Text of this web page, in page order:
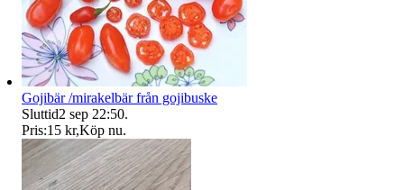
Gojibär /mirakelbär från gojibuske
Sluttid2 sep 22:50.
Pris:15 kr,Köp nu.